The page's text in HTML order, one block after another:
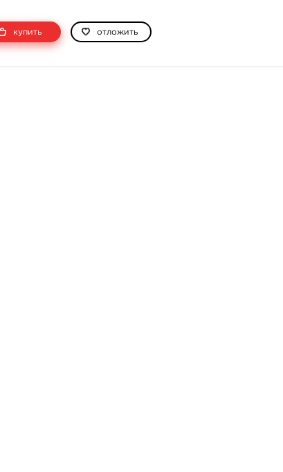
купить отложить